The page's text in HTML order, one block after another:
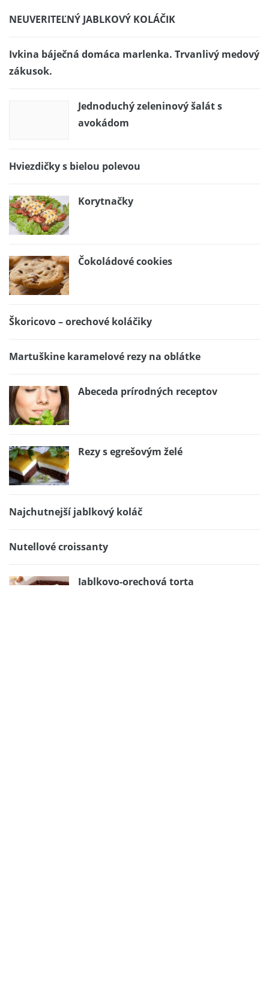
NEUVERITEĽNÝ JABLKOVÝ KOLÁČIK
Ivkina báječná domáca marlenka. Trvanlivý medový
zákusok.
Jednoduchý zeleninový šalát s
avokádom
Hviezdičky s bielou polevou
Korytnačky
Čokoládové cookies
Škoricovo – orechové koláčiky
Martuškine karamelové rezy na oblátke
Abeceda prírodných receptov
Rezy s egrešovým želé
Najchutnejší jablkový koláč
Nutellové croissanty
Jablkovo-orechová torta